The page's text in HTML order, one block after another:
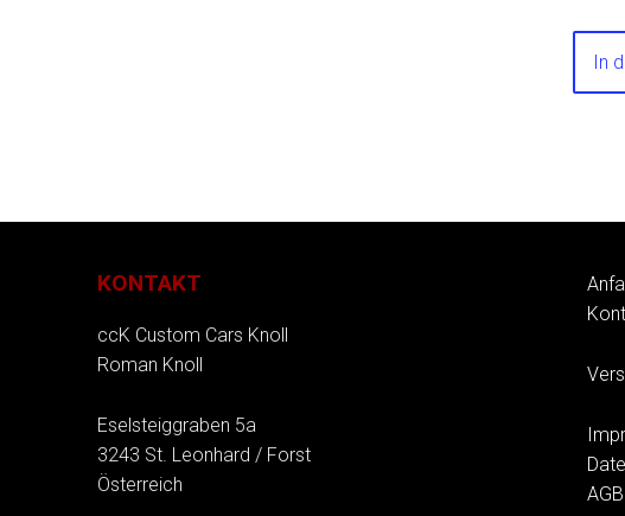
In
KONTAKT
ccK Custom Cars Knoll
Roman Knoll
Eselsteiggraben 5a
3243 St. Leonhard / Forst
Österreich
AGB